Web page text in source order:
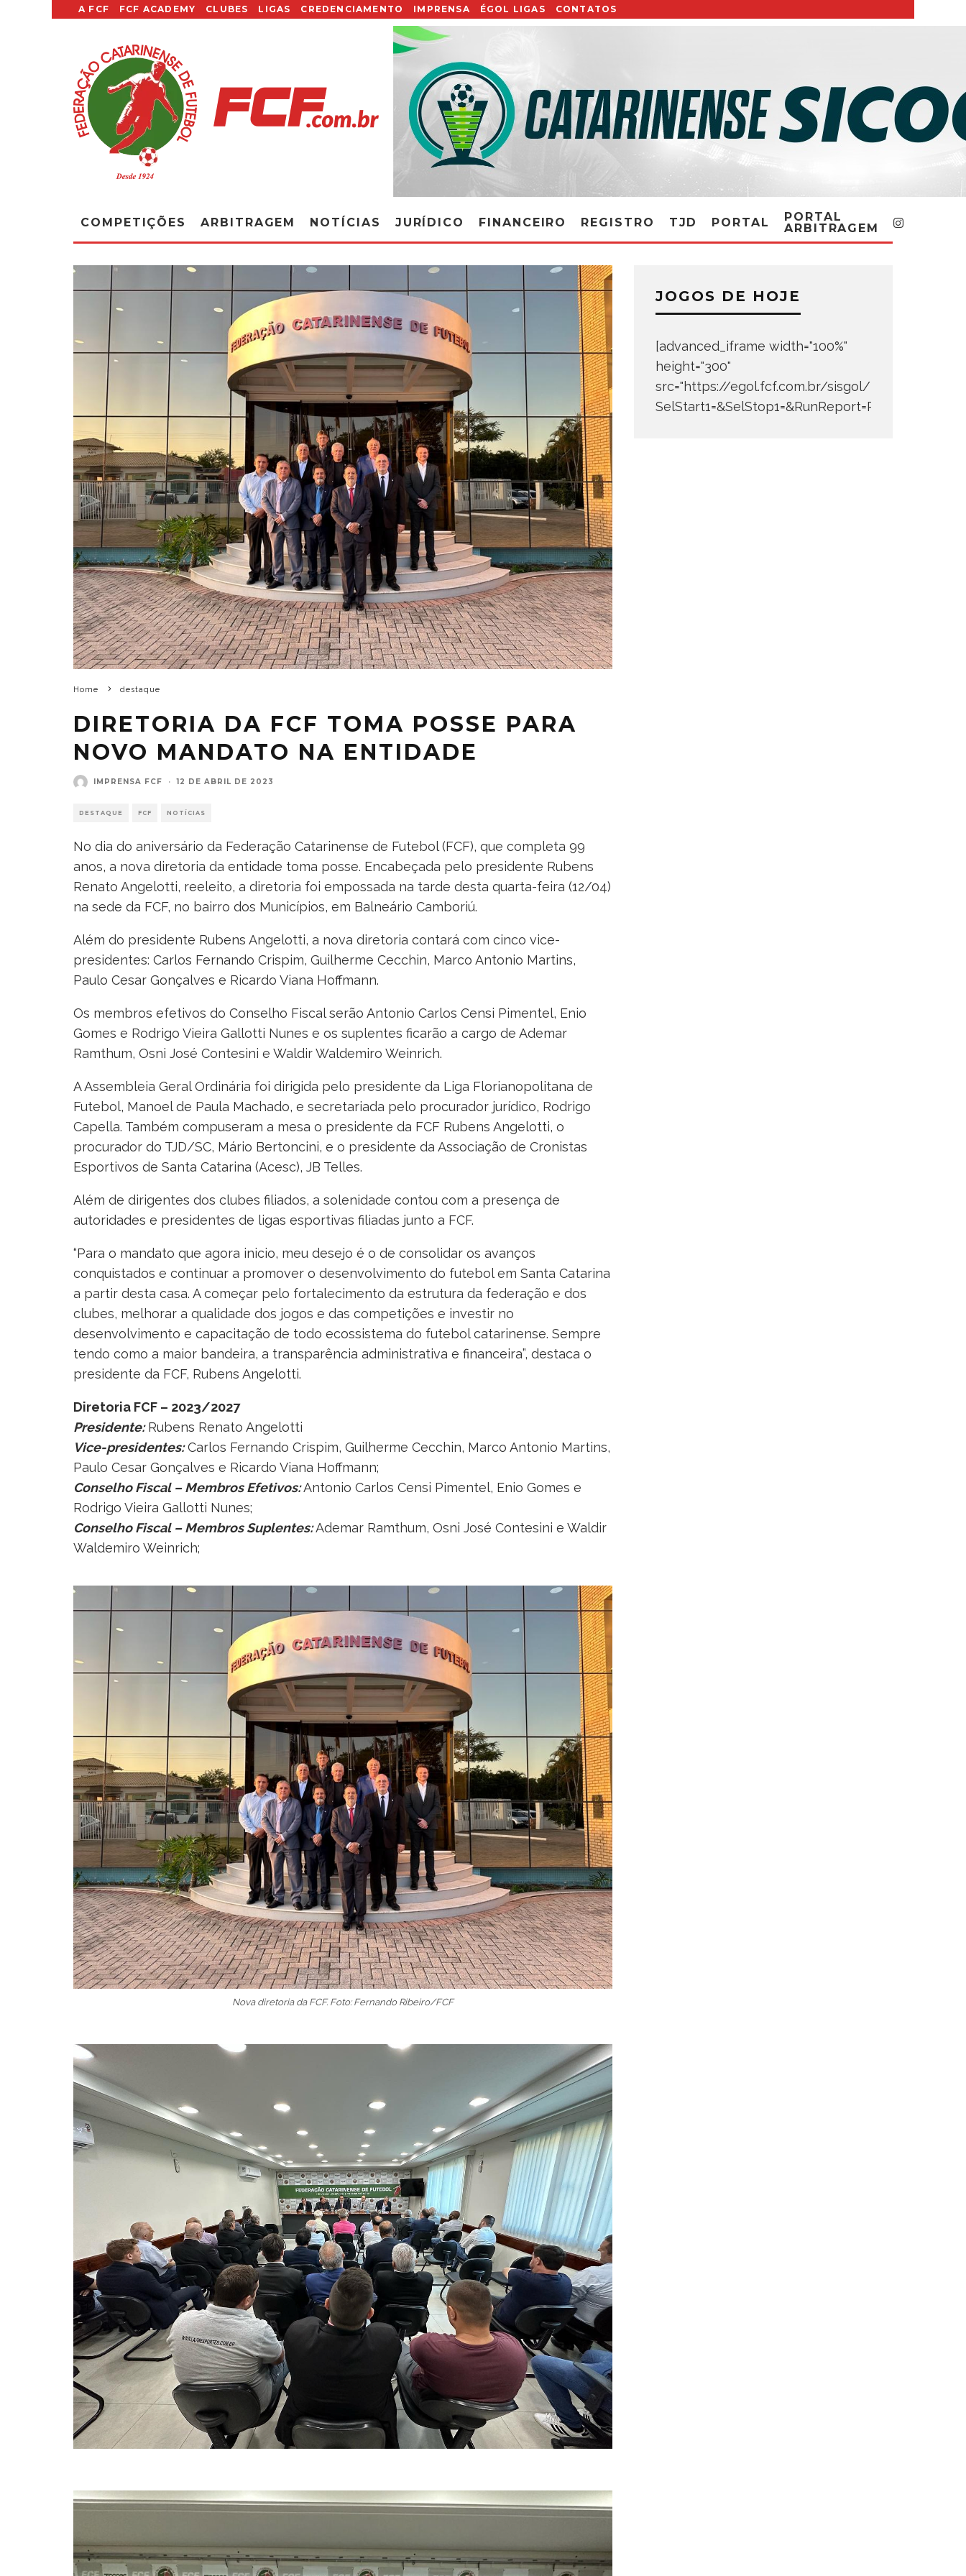
A FCF FCF ACADEMY CLUBES LIGAS CREDENCIAMENTO IMPRENSA ÉGOL LIGAS CONTATOS
COMPETIÇÕES ARBITRAGEM NOTÍCIAS JURÍDICO FINANCEIRO REGISTRO TJD PORTAL
PORTAL
ARBITRAGEM
Home destaque
DIRETORIA DA FCF TOMA POSSE PARA
NOVO MANDATO NA ENTIDADE
IMPRENSA FCF · 12 DE ABRIL DE 2023
DESTAQUE FCF NOTÍCIAS
No dia do aniversário da Federação Catarinense de Futebol (FCF), que completa 99
anos, a nova diretoria da entidade toma posse. Encabeçada pelo presidente Rubens
Renato Angelotti, reeleito, a diretoria foi empossada na tarde desta quarta-feira (12/04)
na sede da FCF, no bairro dos Municípios, em Balneário Camboriú.
Além do presidente Rubens Angelotti, a nova diretoria contará com cinco vice-
presidentes: Carlos Fernando Crispim, Guilherme Cecchin, Marco Antonio Martins,
Paulo Cesar Gonçalves e Ricardo Viana Hoffmann.
Os membros efetivos do Conselho Fiscal serão Antonio Carlos Censi Pimentel, Enio
Gomes e Rodrigo Vieira Gallotti Nunes e os suplentes ficarão a cargo de Ademar
Ramthum, Osni José Contesini e Waldir Waldemiro Weinrich.
A Assembleia Geral Ordinária foi dirigida pelo presidente da Liga Florianopolitana de
Futebol, Manoel de Paula Machado, e secretariada pelo procurador jurídico, Rodrigo
Capella. Também compuseram a mesa o presidente da FCF Rubens Angelotti, o
procurador do TJD/SC, Mário Bertoncini, e o presidente da Associação de Cronistas
Esportivos de Santa Catarina (Acesc), JB Telles.
Além de dirigentes dos clubes filiados, a solenidade contou com a presença de
autoridades e presidentes de ligas esportivas filiadas junto a FCF.
“Para o mandato que agora inicio, meu desejo é o de consolidar os avanços
conquistados e continuar a promover o desenvolvimento do futebol em Santa Catarina
a partir desta casa. A começar pelo fortalecimento da estrutura da federação e dos
clubes, melhorar a qualidade dos jogos e das competições e investir no
desenvolvimento e capacitação de todo ecossistema do futebol catarinense. Sempre
tendo como a maior bandeira, a transparência administrativa e financeira”, destaca o
presidente da FCF, Rubens Angelotti.
Diretoria FCF – 2023/2027
Presidente: Rubens Renato Angelotti
Vice-presidentes:Carlos Fernando Crispim, Guilherme Cecchin, Marco Antonio Martins,
Paulo Cesar Gonçalves e Ricardo Viana Hoffmann;
Conselho Fiscal – Membros Efetivos:Antonio Carlos Censi Pimentel, Enio Gomes e
Rodrigo Vieira Gallotti Nunes;
Conselho Fiscal – Membros Suplentes:Ademar Ramthum, Osni José Contesini e Waldir
Waldemiro Weinrich;
Nova diretoria da FCF. Foto: Fernando Ribeiro/FCF
JOGOS DE HOJE
[advanced_iframe width="100%"
height="300"
src="https://egol.fcf.com.br/sisgol/
SelStart1=&SelStop1=&RunReport=Run+Report"]